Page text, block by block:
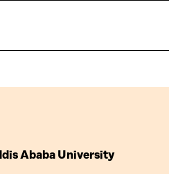
Ababa University